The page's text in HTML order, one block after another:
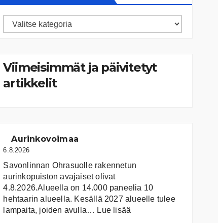
Artikkelien
Viimeisimmät ja päivitetyt
artikkelit
Aurinkovoimaa
6.8.2026
Savonlinnan Ohrasuolle rakennetun
aurinkopuiston avajaiset olivat
4.8.2026.Alueella on 14.000 paneelia 10
hehtaarin alueella. Kesällä 2027 alueelle tulee
lampaita, joiden avulla… Lue lisää